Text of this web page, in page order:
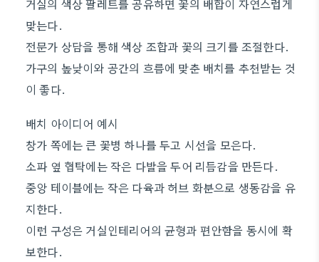
거실의 색상 팔레트를 공유하면 꽃의 배합이 자연스럽게
맞는다.
전문가 상담을 통해 색상 조합과 꽃의 크기를 조절한다.
가구의 높낮이와 공간의 흐름에 맞춘 배치를 추천받는 것
이 좋다.
배치 아이디어 예시
창가 쪽에는 큰 꽃병 하나를 두고 시선을 모은다.
소파 옆 협탁에는 작은 다발을 두어 리듬감을 만든다.
중앙 테이블에는 작은 다육과 허브 화분으로 생동감을 유
지한다.
이런 구성은 거실인테리어의 균형과 편안함을 동시에 확
보한다.